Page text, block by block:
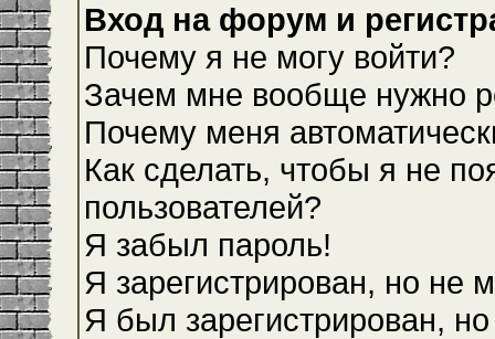
Вход на форум и
Почему я не могу войти?
Зачем мне вообще нужно
Почему меня
Как сделать, чтобы я не
пользователей?
Я забыл пароль!
Я зарегистрирован, но не
Я был зарегистрирован,